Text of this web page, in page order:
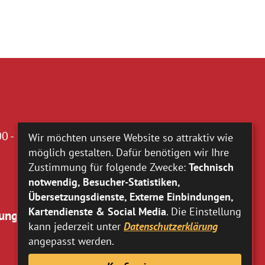
- 16.00 Uhr
Wir möchten unsere Website so attraktiv wie
möglich gestalten. Dafür benötigen wir Ihre
Zustimmung für folgende Zwecke: Technisch
notwendig, Besucher-Statistiken,
Übersetzungsdienste, Externe Einbindungen,
Kartendienste & Social Media. Die Einstellung
kann jederzeit unter Datenschutzerklärung
angepasst werden.